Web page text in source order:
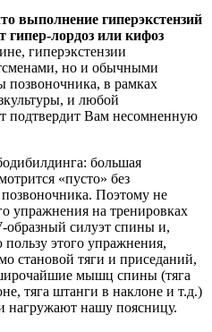
выполнение гиперэкстензий
гипер-лордоз или кифоз
гиперэкстензии
но и обычными
в рамках
и любой
подтвердит Вам несомненную
большая
«пусто» без
Поэтому не
упражнения на тренировках
силуэт спины и,
этого упражнения,
становой тяги и приседаний,
мышц спины (тяга
тяга штанги в наклоне и т.д.)
нагружают нашу поясницу.